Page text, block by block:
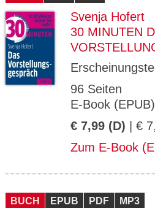
Svenja Hofert
30 MINUTEN
96 Seiten
E-Book
€ 7,99 (D) | €
Zum E-Book
BUCH EPUB PDF MP3